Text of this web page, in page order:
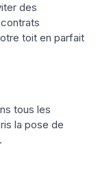
des
toit en parfait
tous les
la pose de